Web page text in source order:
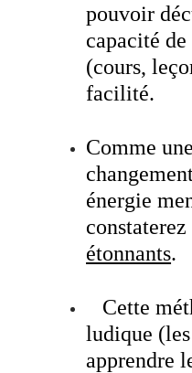
pouvoir
capacité
(cours,
facilité.
Comme
énergie
étonnants.
Cette
ludique
apprendre